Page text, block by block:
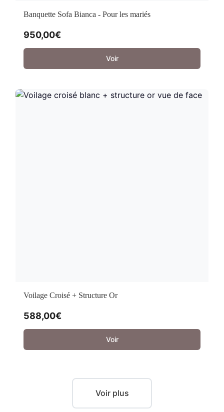
Banquette Sofa Bianca - Pour les mariés
950,00€
Voir
Voilage Croisé + Structure Or
588,00€
Voir
Voir plus